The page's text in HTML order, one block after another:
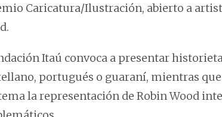
Caricatura/Ilustración, abierto a
Itaú convoca a presentar
portugués o guaraní, mientras
la representación de Robin Wood